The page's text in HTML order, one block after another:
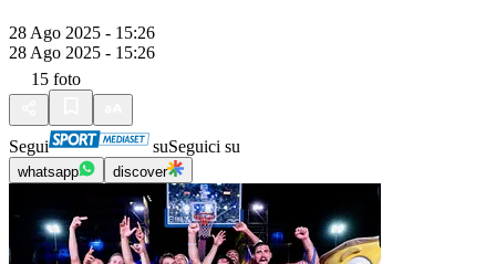
28 Ago 2025 - 15:26
28 Ago 2025 - 15:26
15 foto
Segui suSeguici su
whatsapp discover